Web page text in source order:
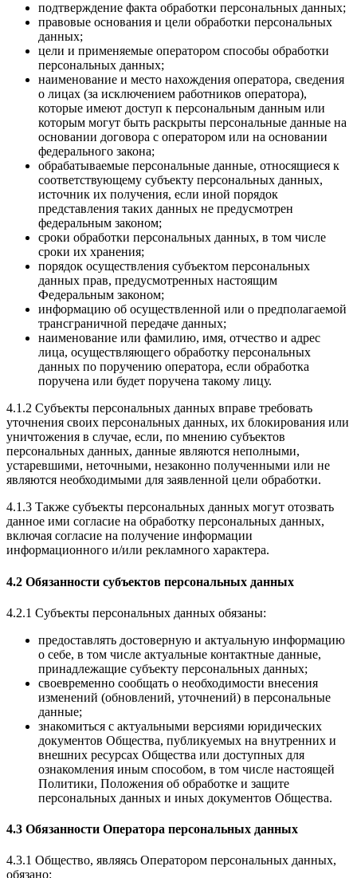
подтверждение факта обработки персональных данных;
правовые основания и цели обработки персональных
данных;
цели и применяемые оператором способы обработки
персональных данных;
наименование и место нахождения оператора, сведения
о лицах (за исключением работников оператора),
которые имеют доступ к персональным данным или
которым могут быть раскрыты персональные данные на
основании договора с оператором или на основании
федерального закона;
обрабатываемые персональные данные, относящиеся к
соответствующему субъекту персональных данных,
источник их получения, если иной порядок
представления таких данных не предусмотрен
федеральным законом;
сроки обработки персональных данных, в том числе
сроки их хранения;
порядок осуществления субъектом персональных
данных прав, предусмотренных настоящим
Федеральным законом;
информацию об осуществленной или о предполагаемой
трансграничной передаче данных;
наименование или фамилию, имя, отчество и адрес
лица, осуществляющего обработку персональных
данных по поручению оператора, если обработка
поручена или будет поручена такому лицу.
4.1.2 Субъекты персональных данных вправе требовать
уточнения своих персональных данных, их блокирования или
уничтожения в случае, если, по мнению субъектов
персональных данных, данные являются неполными,
устаревшими, неточными, незаконно полученными или не
являются необходимыми для заявленной цели обработки.
4.1.3 Также субъекты персональных данных могут отозвать
данное ими согласие на обработку персональных данных,
включая согласие на получение информации
информационного и/или рекламного характера.
4.2 Обязанности субъектов персональных данных
4.2.1 Субъекты персональных данных обязаны:
предоставлять достоверную и актуальную информацию
о себе, в том числе актуальные контактные данные,
принадлежащие субъекту персональных данных;
своевременно сообщать о необходимости внесения
изменений (обновлений, уточнений) в персональные
данные;
знакомиться с актуальными версиями юридических
документов Общества, публикуемых на внутренних и
внешних ресурсах Общества или доступных для
ознакомления иным способом, в том числе настоящей
Политики, Положения об обработке и защите
персональных данных и иных документов Общества.
4.3 Обязанности Оператора персональных данных
4.3.1 Общество, являясь Оператором персональных данных,
обязано: